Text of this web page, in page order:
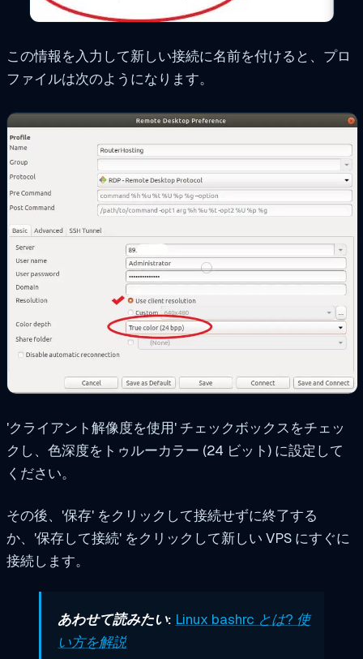
この情報を入力して新しい接続に名前を付けると、プロ
ファイルは次のようになります。
'クライアント解像度を使用' チェックボックスをチェッ
クし、色深度をトゥルーカラー (24 ビット) に設定して
ください。
その後、'保存' をクリックして接続せずに終了する
か、'保存して接続' をクリックして新しい VPS にすぐに
接続します。
あわせて読みたい: Linux bashrc とは? 使
い方を解説